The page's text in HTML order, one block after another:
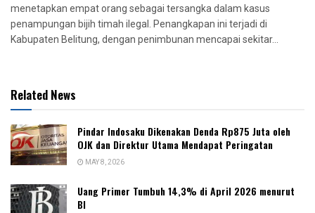
menetapkan empat orang sebagai tersangka dalam kasus
penampungan bijih timah ilegal. Penangkapan ini terjadi di
Kabupaten Belitung, dengan penimbunan mencapai sekitar...
Related News
Pindar Indosaku Dikenakan Denda Rp875 Juta oleh
OJK dan Direktur Utama Mendapat Peringatan
MAY 8, 2026
Uang Primer Tumbuh 14,3% di April 2026 menurut
BI